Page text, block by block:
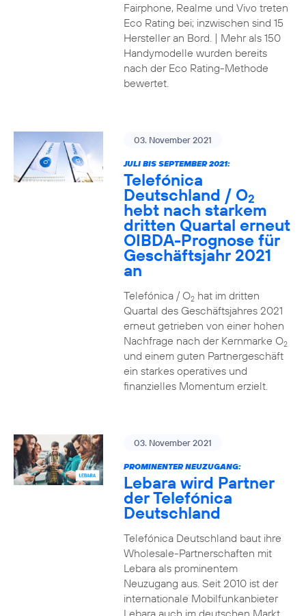
Fairphone, Realme und Vivo treten
Eco Rating bei; inzwischen sind 15
Hersteller an Bord. | Mehr als 150
Handymodelle wurden bereits
nach der Eco Rating-Methode
bewertet.
03. November 2021
JULI BIS SEPTEMBER 2021:
Telefónica
Deutschland / O2
hebt nach starkem
dritten Quartal erneut
OIBDA-Prognose für
Geschäftsjahr 2021
an
Telefónica / O2hat im dritten
Quartal des Geschäftsjahres 2021
erneut getrieben von einer hohen
Nachfrage nach der Kernmarke O2
und einem guten Partnergeschäft
ein starkes operatives und
finanzielles Momentum erzielt.
03. November 2021
PROMINENTER NEUZUGANG:
Lebara wird Partner
der Telefónica
Deutschland
Telefónica Deutschland baut ihre
Wholesale-Partnerschaften mit
Lebara als prominentem
Neuzugang aus. Seit 2010 ist der
internationale Mobilfunkanbieter
Lebara auch im deutschen Markt